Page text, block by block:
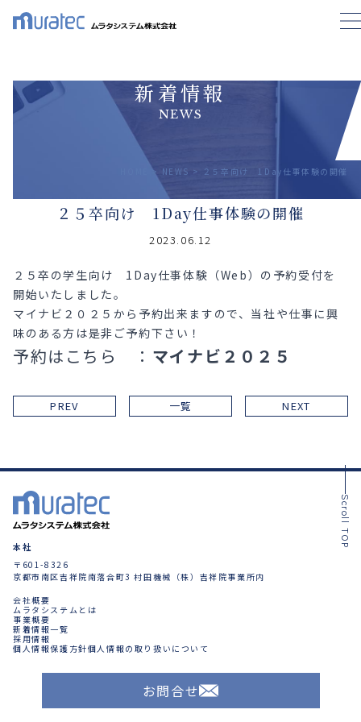
新着情報
NEWS
> NEWS > ２５卒向け 1Day仕事体験の開催
２５卒向け 1Day仕事体験の開催
2023.06.12
２５卒の学生向け 1Day仕事体験（Web）の予約受付を
開始いたしました。
マイナビ２０２５から予約出来ますので、当社や仕事に興
味のある方は是非ご予約下さい！
予約はこちら ： マイナビ２０２５
PREV 一覧 NEXT
Scroll TOP
本社
〒601-8326
京都市南区吉祥院南落合町3 村田機械（株）吉祥院事業所内
会社概要
ムラタシステムとは
事業概要
新着情報一覧
採用情報
個人情報保護方針個人情報の取り扱いについて
お問合せ